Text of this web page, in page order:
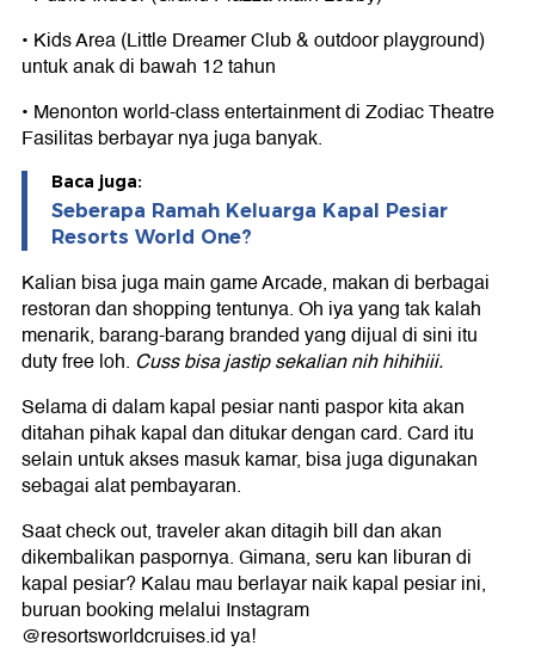
• Kids Area (Little Dreamer Club & outdoor playground)
untuk anak di bawah 12 tahun
• Menonton world-class entertainment di Zodiac Theatre
Fasilitas berbayar nya juga banyak.
Baca juga:
Seberapa Ramah Keluarga Kapal Pesiar
Resorts World One?
Kalian bisa juga main game Arcade, makan di berbagai
restoran dan shopping tentunya. Oh iya yang tak kalah
menarik, barang-barang branded yang dijual di sini itu
duty free loh. Cuss bisa jastip sekalian nih hihihiii.
Selama di dalam kapal pesiar nanti paspor kita akan
ditahan pihak kapal dan ditukar dengan card. Card itu
selain untuk akses masuk kamar, bisa juga digunakan
sebagai alat pembayaran.
Saat check out, traveler akan ditagih bill dan akan
dikembalikan paspornya. Gimana, seru kan liburan di
kapal pesiar? Kalau mau berlayar naik kapal pesiar ini,
buruan booking melalui Instagram
@resortsworldcruises.id ya!